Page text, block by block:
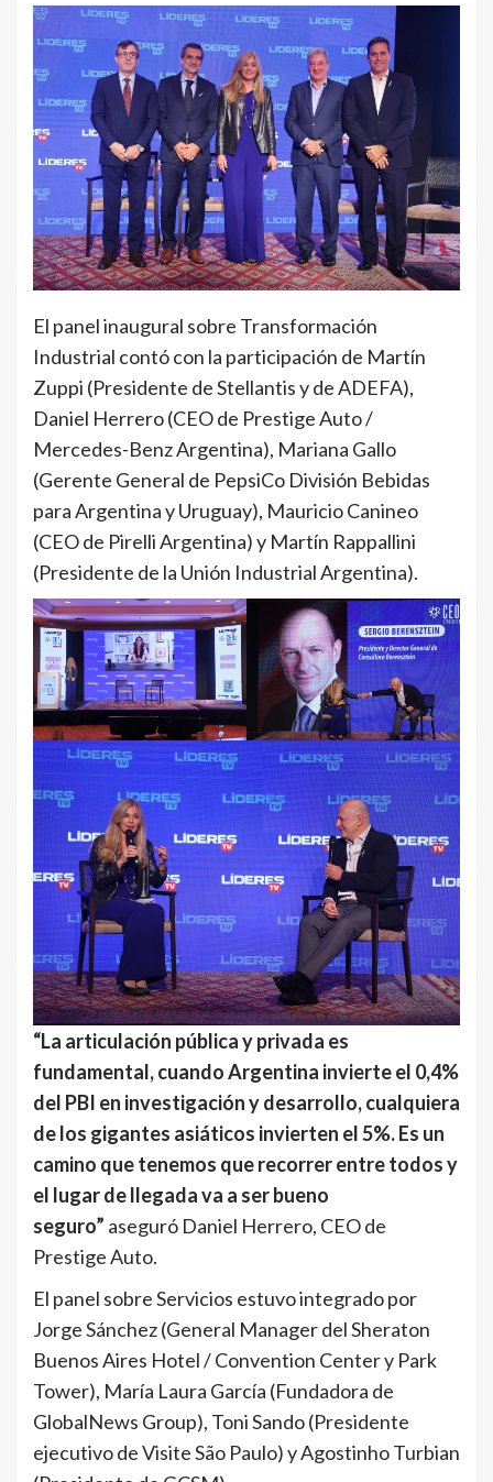
El panel inaugural sobre Transformación
Industrial contó con la participación de Martín
Zuppi (Presidente de Stellantis y de ADEFA),
Daniel Herrero (CEO de Prestige Auto /
Mercedes-Benz Argentina), Mariana Gallo
(Gerente General de PepsiCo División Bebidas
para Argentina y Uruguay), Mauricio Canineo
(CEO de Pirelli Argentina) y Martín Rappallini
(Presidente de la Unión Industrial Argentina).
“La articulación pública y privada es
fundamental, cuando Argentina invierte el 0,4%
del PBI en investigación y desarrollo, cualquiera
de los gigantes asiáticos invierten el 5%. Es un
camino que tenemos que recorrer entre todos y
el lugar de llegada va a ser bueno
seguro” aseguró Daniel Herrero, CEO de
Prestige Auto.
El panel sobre Servicios estuvo integrado por
Jorge Sánchez (General Manager del Sheraton
Buenos Aires Hotel / Convention Center y Park
Tower), María Laura García (Fundadora de
GlobalNews Group), Toni Sando (Presidente
ejecutivo de Visite São Paulo) y Agostinho Turbian